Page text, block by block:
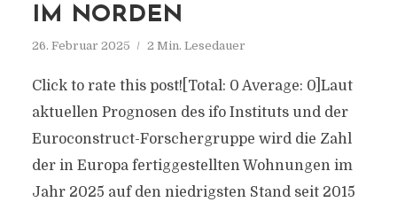
IM NORDEN
26. Februar 2025 2 Min. Lesedauer
Click to rate this post![Total: 0 Average: 0]Laut
aktuellen Prognosen des ifo Instituts und der
Euroconstruct-Forschergruppe wird die Zahl
der in Europa fertiggestellten Wohnungen im
Jahr 2025 auf den niedrigsten Stand seit 2015